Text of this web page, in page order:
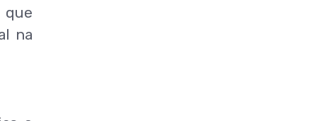
que
na